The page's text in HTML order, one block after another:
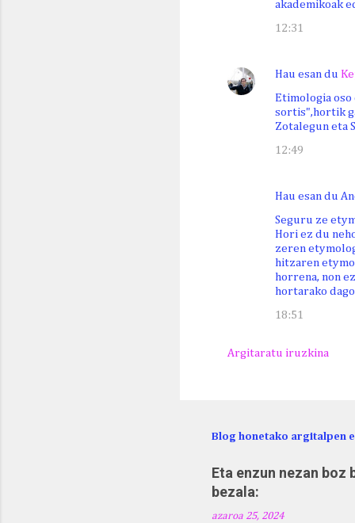
akademikoak
12:31
Hau esan du
Etimologia
sortis",hortik
Zotalegun eta
12:49
Hau esan du
Seguru ze
Hori ez du
zeren
hitzaren
horrena, non
hortarako
18:51
Argitaratu iruzkina
Blog honetako argitalpen
Eta enzun nezan
bezala:
azaroa 25, 2024